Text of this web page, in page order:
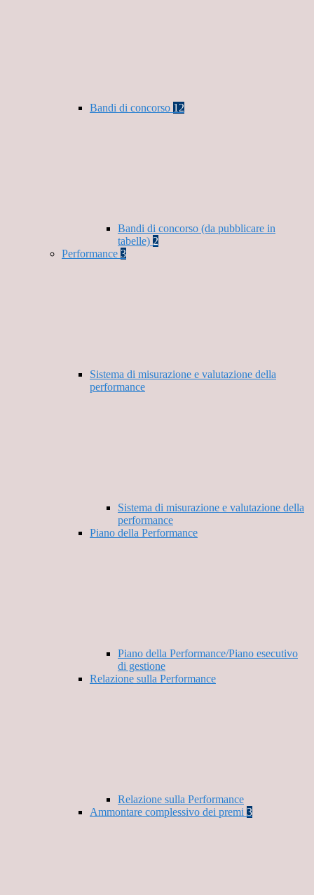
Bandi di concorso 12
Bandi di concorso (da pubblicare in
tabelle) 2
Performance 3
Sistema di misurazione e valutazione della
performance
Sistema di misurazione e valutazione della
performance
Piano della Performance
Piano della Performance/Piano esecutivo
di gestione
Relazione sulla Performance
Relazione sulla Performance
Ammontare complessivo dei premi 3